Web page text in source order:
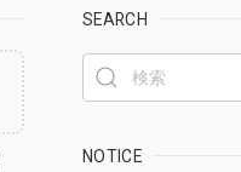
SEARCH
NOTICE